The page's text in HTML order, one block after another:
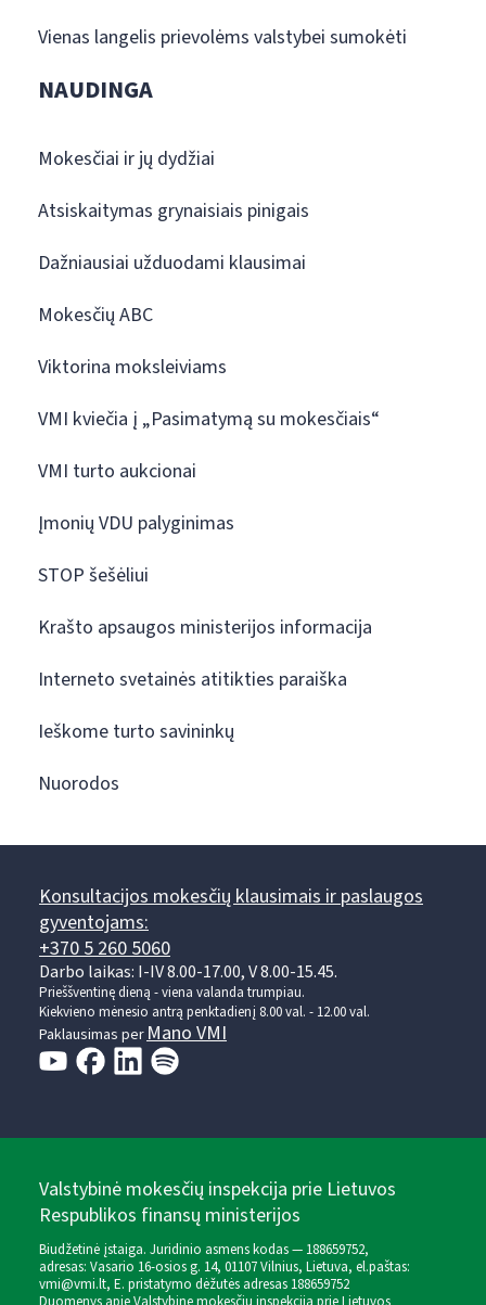
Vienas langelis prievolėms valstybei sumokėti
NAUDINGA
Mokesčiai ir jų dydžiai
Atsiskaitymas grynaisiais pinigais
Dažniausiai užduodami klausimai
Mokesčių ABC
Viktorina moksleiviams
VMI kviečia į „Pasimatymą su mokesčiais“
VMI turto aukcionai
Įmonių VDU palyginimas
STOP šešėliui
Krašto apsaugos ministerijos informacija
Interneto svetainės atitikties paraiška
Ieškome turto savininkų
Nuorodos
Konsultacijos mokesčių klausimais ir paslaugos
gyventojams:
+370 5 260 5060
Darbo laikas: I-IV 8.00-17.00, V 8.00-15.45.
Prieššventinę dieną - viena valanda trumpiau.
Kiekvieno mėnesio antrą penktadienį 8.00 val. - 12.00 val.
Paklausimas perMano VMI
Valstybinė mokesčių inspekcija prie Lietuvos
Respublikos finansų ministerijos
Biudžetinė įstaiga. Juridinio asmens kodas — 188659752,
adresas: Vasario 16-osios g. 14, 01107 Vilnius, Lietuva, el.paštas:
vmi@vmi.lt, E. pristatymo dėžutės adresas 188659752